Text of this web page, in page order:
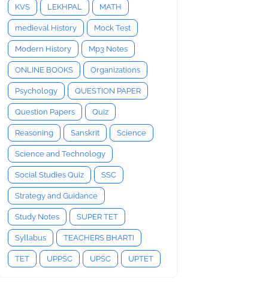
KVS LEKHPAL MATH
medieval History Mock Test
Modern History Mp3 Notes
ONLINE BOOKS Organizations
Psychology QUESTION PAPER
Question Papers Quiz
Reasoning Sanskrit Science
Science and Technology
Social Studies Quiz SSC
Strategy and Guidance
Study Notes SUPER TET
Syllabus TEACHERS BHARTI
TET UPPSC UPSC UPTET